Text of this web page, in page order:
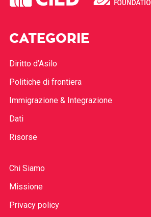
CATEGORIE
Diritto d’Asilo
Politiche di frontiera
Immigrazione & Integrazione
Dati
Risorse
Chi Siamo
Missione
Privacy policy